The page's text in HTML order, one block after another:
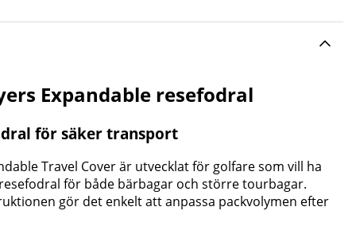
Expandable resefodral
för säker transport
Travel Cover är utvecklat för golfare som vill ha
för både bärbagar och större tourbagar.
gör det enkelt att anpassa packvolymen efter